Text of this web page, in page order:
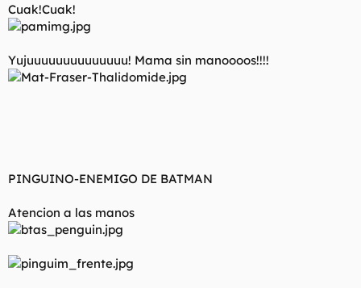
Cuak!Cuak!
Yujuuuuuuuuuuuuuu! Mama sin manoooos!!!!
PINGUINO-ENEMIGO DE BATMAN
Atencion a las manos